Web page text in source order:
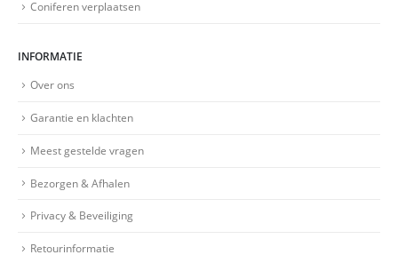
Coniferen verplaatsen
INFORMATIE
Over ons
Garantie en klachten
Meest gestelde vragen
Bezorgen & Afhalen
Privacy & Beveiliging
Retourinformatie